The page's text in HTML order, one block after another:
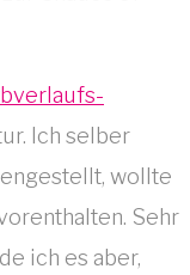
Ich selber
wollte
Sehr
ich es aber,